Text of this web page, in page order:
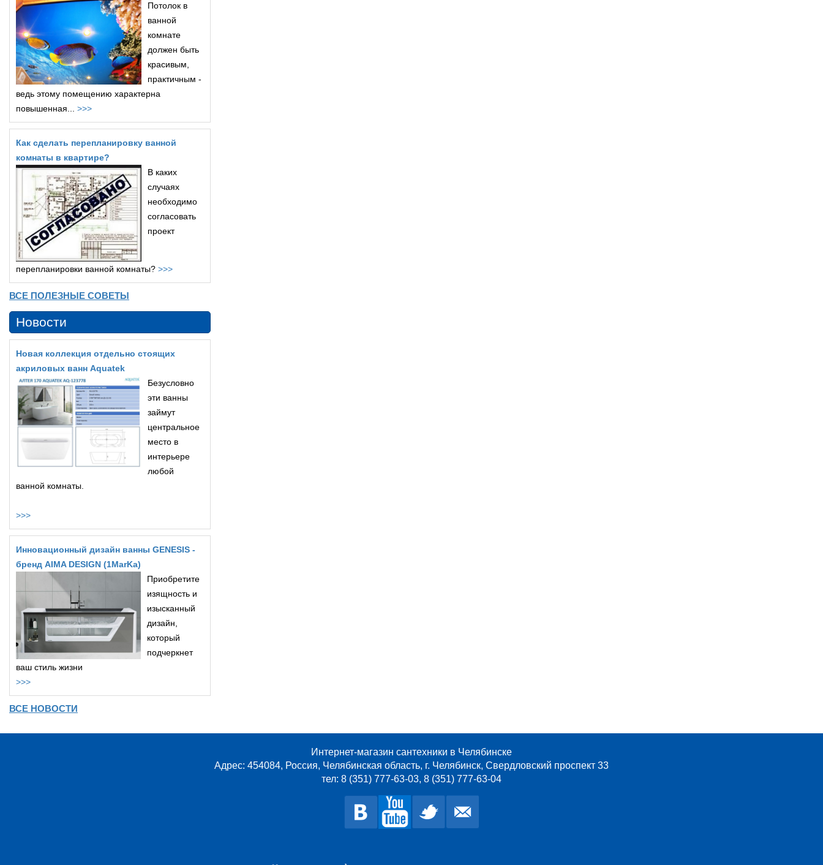
Потолок в
ванной
комнате
должен быть
красивым,
практичным -
ведь этому помещению характерна
повышенная... >>>
Как сделать перепланировку ванной
комнаты в квартире?
В каких
случаях
необходимо
согласовать
проект
перепланировки ванной комнаты? >>>
ВСЕ ПОЛЕЗНЫЕ СОВЕТЫ
Новости
Новая коллекция отдельно стоящих
акриловых ванн Aquatek
Безусловно
эти ванны
займут
центральное
место в
интерьере
любой
ванной комнаты.
>>>
Инновационный дизайн ванны GENESIS -
бренд AIMA DESIGN (1MarKa)
Приобретите
изящность и
изысканный
дизайн,
который
подчеркнет
ваш стиль жизни
>>>
ВСЕ НОВОСТИ
Интернет-магазин сантехники в Челябинске
Адрес: 454084, Россия, Челябинская область, г. Челябинск, Свердловский проспект 33
тел: 8 (351) 777-63-03, 8 (351) 777-63-04